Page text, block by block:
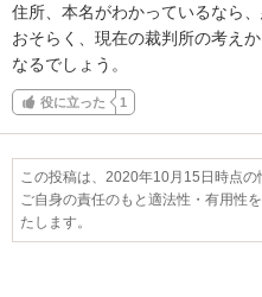
住所、本名がわかっているなら
おそらく、現在の裁判所の考え
なるでしょう。
役に立った 1
この投稿は、2020年10月15日時点の
ご自身の責任のもと適法性・有用性
たします。